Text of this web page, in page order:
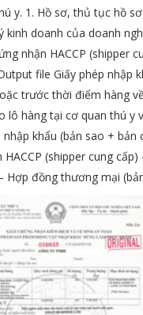
y. 1. Hồ sơ, thủ tục hồ
kinh doanh của doanh
nhận HACCP (shipper
file Giấy phép
trước thời điểm hàng
lô hàng tại cơ quan thú
khẩu (bản sao +
(shipper cung
Hợp đồng thương mại